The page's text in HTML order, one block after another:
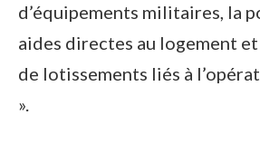
d’équipements militaires, la
aides directes au logement et
de lotissements liés à
».